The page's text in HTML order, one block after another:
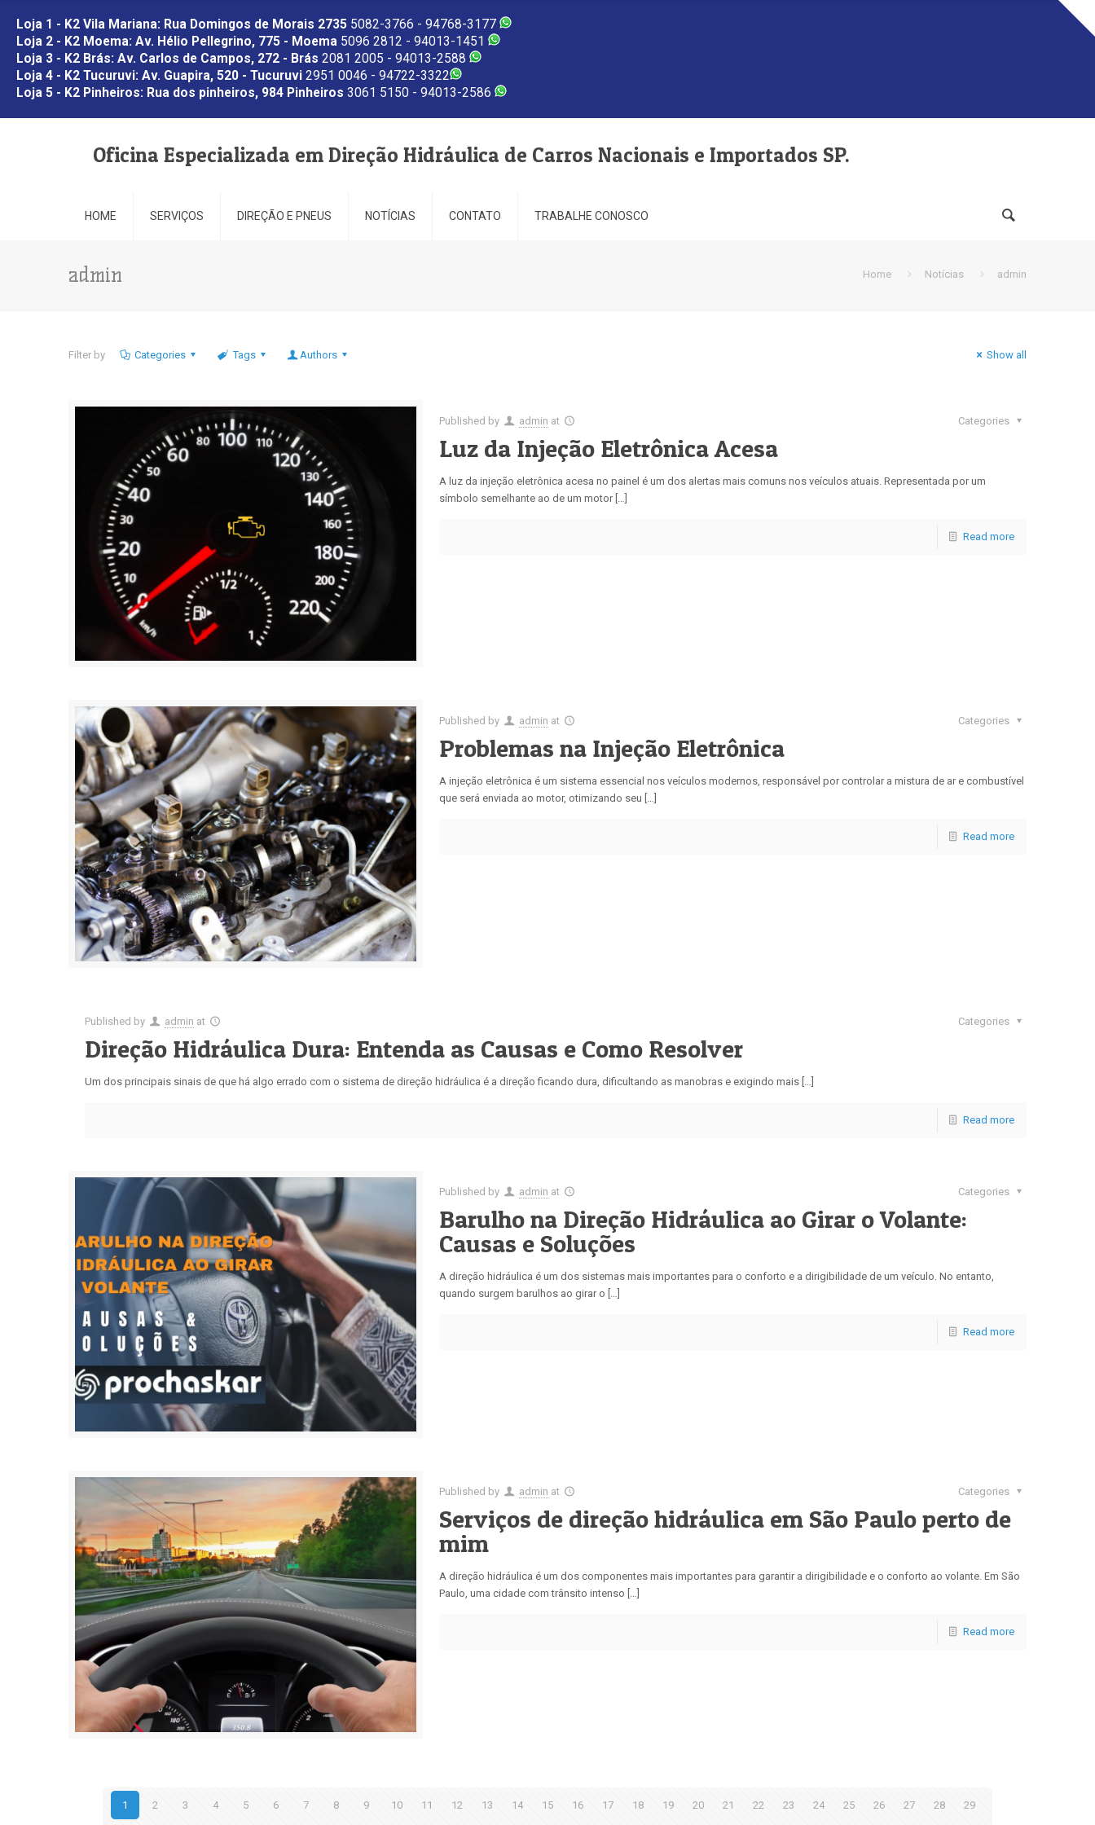
Loja 1 - K2 Vila Mariana: Rua Domingos de Morais 2735 5082-3766 - 94768-3177
Loja 2 - K2 Moema: Av. Hélio Pellegrino, 775 - Moema 5096 2812 - 94013-1451
Loja 3 - K2 Brás: Av. Carlos de Campos, 272 - Brás 2081 2005 - 94013-2588
Loja 4 - K2 Tucuruvi: Av. Guapira, 520 - Tucuruvi 2951 0046 - 94722-3322
Loja 5 - K2 Pinheiros: Rua dos pinheiros, 984 Pinheiros 3061 5150 - 94013-2586
Oficina Especializada em Direção Hidráulica de Carros Nacionais e Importados SP.
HOME SERVIÇOS DIREÇÃO E PNEUS NOTÍCIAS CONTATO TRABALHE CONOSCO
admin Home Notícias admin
Filter by Categories Tags Authors Show all
Published by admin at Categories
Luz da Injeção Eletrônica Acesa
A luz da injeção eletrônica acesa no painel é um dos alertas mais comuns nos veículos atuais. Representada por um
símbolo semelhante ao de um motor […]
Read more
Published by admin at Categories
Problemas na Injeção Eletrônica
A injeção eletrônica é um sistema essencial nos veículos modernos, responsável por controlar a mistura de ar e combustível
que será enviada ao motor, otimizando seu […]
Read more
Published by admin at Categories
Direção Hidráulica Dura: Entenda as Causas e Como Resolver
Um dos principais sinais de que há algo errado com o sistema de direção hidráulica é a direção ficando dura, dificultando as manobras e exigindo mais […]
Read more
Published by admin at Categories
Barulho na Direção Hidráulica ao Girar o Volante:
Causas e Soluções
A direção hidráulica é um dos sistemas mais importantes para o conforto e a dirigibilidade de um veículo. No entanto,
quando surgem barulhos ao girar o […]
Read more
Published by admin at Categories
Serviços de direção hidráulica em São Paulo perto de
mim
A direção hidráulica é um dos componentes mais importantes para garantir a dirigibilidade e o conforto ao volante. Em São
Paulo, uma cidade com trânsito intenso […]
Read more
1 2 3 4 5 6 7 8 9 10 11 12 13 14 15 16 17 18 19 20 21 22 23 24 25 26 27 28 29